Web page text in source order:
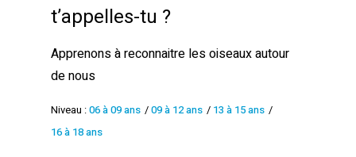
t’appelles-tu ?
Apprenons à reconnaitre les oiseaux autour
de nous
Niveau :06 à 09 ans /09 à 12 ans / 13 à 15 ans /
16 à 18 ans